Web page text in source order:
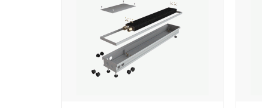
MAX t теплоносителя
120°С
Размеры(Ш/Г/Д)
200x65x2400 мм